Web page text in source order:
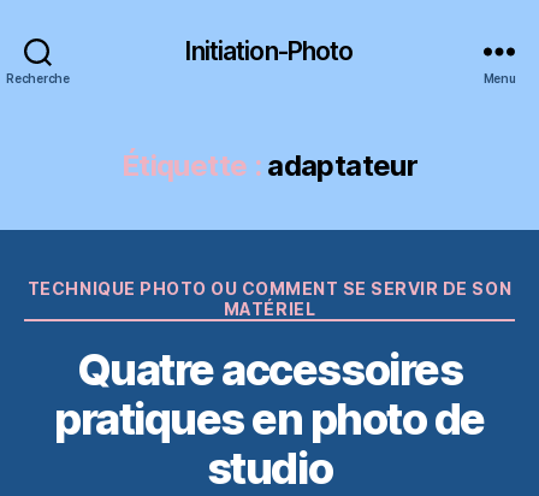
Recherche
Initiation-Photo
Menu
Étiquette : adaptateur
Catégories
TECHNIQUE PHOTO OU COMMENT SE SERVIR DE SON
MATÉRIEL
Quatre accessoires
pratiques en photo de
studio